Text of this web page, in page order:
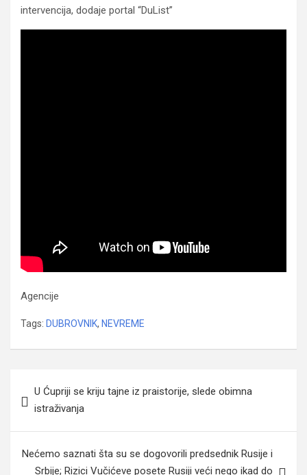
intervencija, dodaje portal “DuList”
Agencije
Tags: DUBROVNIK, NEVREME
članaka
U Ćupriji se kriju tajne iz praistorije, slede obimna
istraživanja
Nećemo saznati šta su se dogovorili predsednik Rusije i
Srbije; Rizici Vučićeve posete Rusiji veći nego ikad do